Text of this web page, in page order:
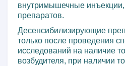
внутримышечные
препаратов.
Десенсибилизирующие
только после проведения
исследований на наличие
возбудителя, при наличии